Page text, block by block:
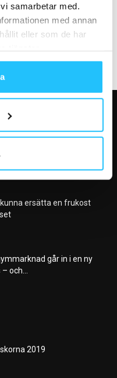
samarbetar med.
med annan
eller som de har
ersätta en frukost
går in i en ny
och...
2019